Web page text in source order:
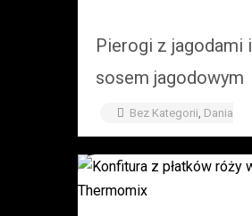
Pierogi z jagodami i
sosem jagodowym
Thermomix
Bez Kategorii, Dania
Wegetariańskie